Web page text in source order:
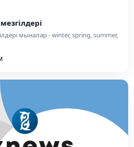
мыналар - winter, spring, summer,